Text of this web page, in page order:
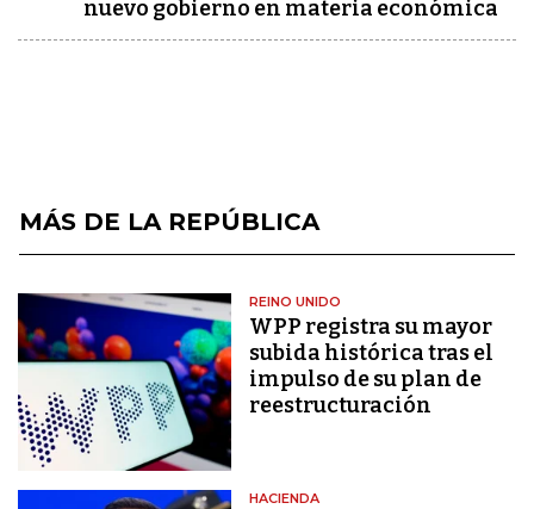
nuevo gobierno en materia económica
MÁS DE LA REPÚBLICA
REINO UNIDO
WPP registra su mayor
subida histórica tras el
impulso de su plan de
reestructuración
HACIENDA